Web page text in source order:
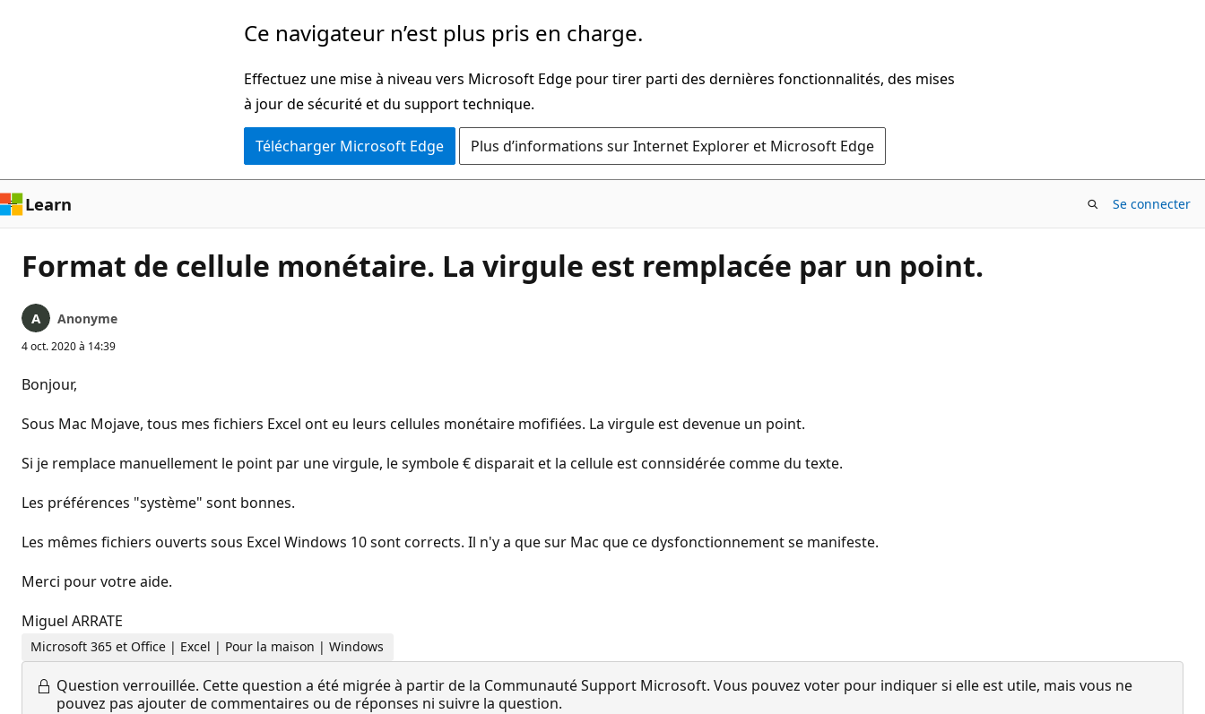
Ce navigateur n’est plus pris en charge.
Effectuez une mise à niveau vers Microsoft Edge pour tirer parti des dernières fonctionnalités, des mises
à jour de sécurité et du support technique.
Télécharger Microsoft Edge Plus d’informations sur Internet Explorer et Microsoft Edge
Learn Se connecter
Format de cellule monétaire. La virgule est remplacée par un point.
Anonyme
4 oct. 2020 à 14:39
Bonjour,
Sous Mac Mojave, tous mes fichiers Excel ont eu leurs cellules monétaire mofifiées. La virgule est devenue un point.
Si je remplace manuellement le point par une virgule, le symbole € disparait et la cellule est connsidérée comme du texte.
Les préférences "système" sont bonnes.
Les mêmes fichiers ouverts sous Excel Windows 10 sont corrects. Il n'y a que sur Mac que ce dysfonctionnement se manifeste.
Merci pour votre aide.
Miguel ARRATE
Microsoft 365 et Office | Excel | Pour la maison | Windows
Question verrouillée. Cette question a été migrée à partir de la Communauté Support Microsoft. Vous pouvez voter pour indiquer si elle est utile, mais vous ne
pouvez pas ajouter de commentaires ou de réponses ni suivre la question.